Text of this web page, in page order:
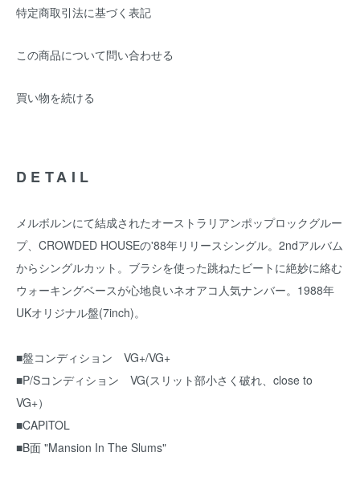
特定商取引法に基づく表記
この商品について問い合わせる
買い物を続ける
DETAIL
メルボルンにて結成されたオーストラリアンポップロックグルー
プ、CROWDED HOUSEの'88年リリースシングル。2ndアルバム
からシングルカット。ブラシを使った跳ねたビートに絶妙に絡む
ウォーキングベースが心地良いネオアコ人気ナンバー。1988年
UKオリジナル盤(7inch)。
■盤コンディション VG+/VG+
■P/Sコンディション VG(スリット部小さく破れ、close to
VG+）
■CAPITOL
■B面 "Mansion In The Slums"